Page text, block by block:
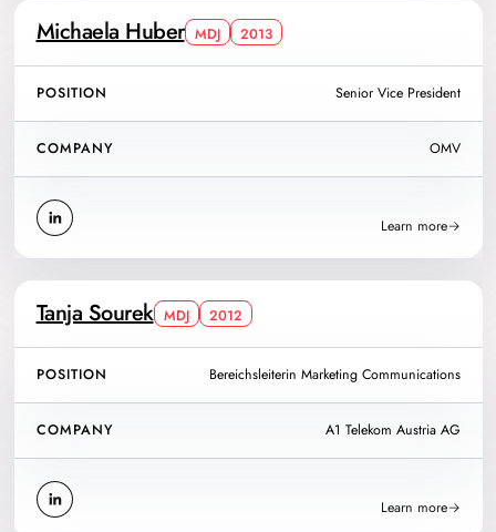
Michaela Huber MDJ 2013
POSITION Senior Vice President
COMPANY OMV
Learn more
Tanja Sourek MDJ 2012
POSITION Bereichsleiterin Marketing Communications
COMPANY A1 Telekom Austria AG
Learn more